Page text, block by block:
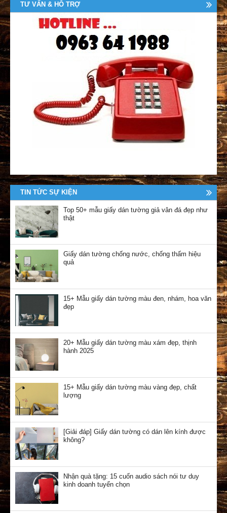
TƯ VẤN & HỖ TRỢ
TIN TỨC SỰ KIỆN
Top 50+ mẫu giấy dán tường giả vân đá đẹp như
thật
Giấy dán tường chống nước, chống thấm hiệu
quả
15+ Mẫu giấy dán tường màu đen, nhám, hoa văn
đẹp
20+ Mẫu giấy dán tường màu xám đẹp, thịnh
hành 2025
15+ Mẫu giấy dán tường màu vàng đẹp, chất
lượng
[Giải đáp] Giấy dán tường có dán lên kính được
không?
Nhận quà tặng: 15 cuốn audio sách nói tư duy
kinh doanh tuyển chọn